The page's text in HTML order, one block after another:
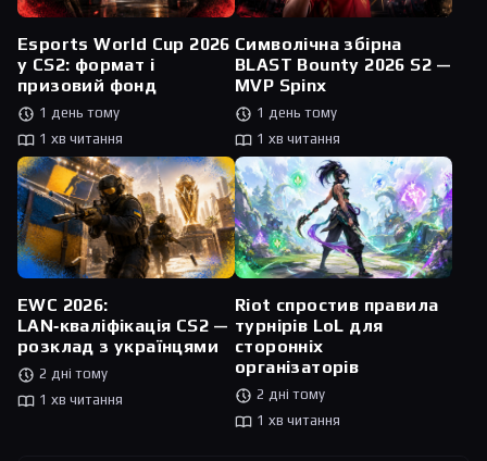
Esports World Cup 2026
у CS2: формат і
призовий фонд
1 день тому
1 хв читання
Символічна збірна
BLAST Bounty 2026 S2 —
MVP Spinx
1 день тому
1 хв читання
EWC 2026:
LAN‑кваліфікація CS2 —
розклад з українцями
2 дні тому
1 хв читання
Riot спростив правила
турнірів LoL для
сторонніх
організаторів
2 дні тому
1 хв читання